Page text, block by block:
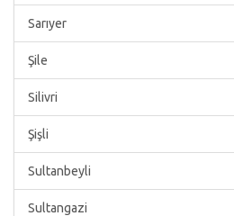
Sarıyer
Şile
Silivri
Şişli
Sultanbeyli
Sultangazi